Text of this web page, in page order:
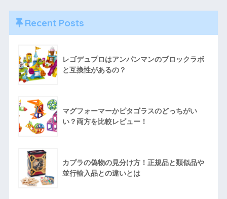
Recent Posts
レゴデュプロはアンパンマンのブロックラボ
と互換性があるの？
マグフォーマーかピタゴラスのどっちがい
い？両方を比較レビュー！
カプラの偽物の見分け方！正規品と類似品や
並行輸入品との違いとは